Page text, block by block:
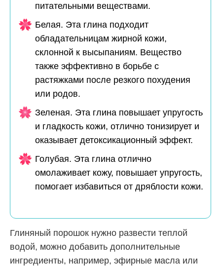
питательными веществами.
Белая. Эта глина подходит
обладательницам жирной кожи,
склонной к высыпаниям. Вещество
также эффективно в борьбе с
растяжками после резкого похудения
или родов.
Зеленая. Эта глина повышает упругость
и гладкость кожи, отлично тонизирует и
оказывает детоксикационный эффект.
Голубая. Эта глина отлично
омолаживает кожу, повышает упругость,
помогает избавиться от дряблости кожи.
Глиняный порошок нужно развести теплой
водой, можно добавить дополнительные
ингредиенты, например, эфирные масла или